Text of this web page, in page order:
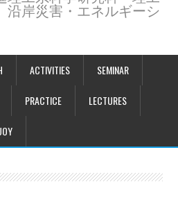
岸災害・エネルギーシ
ACTIVITIES SEMINAR
PRACTICE LECTURES